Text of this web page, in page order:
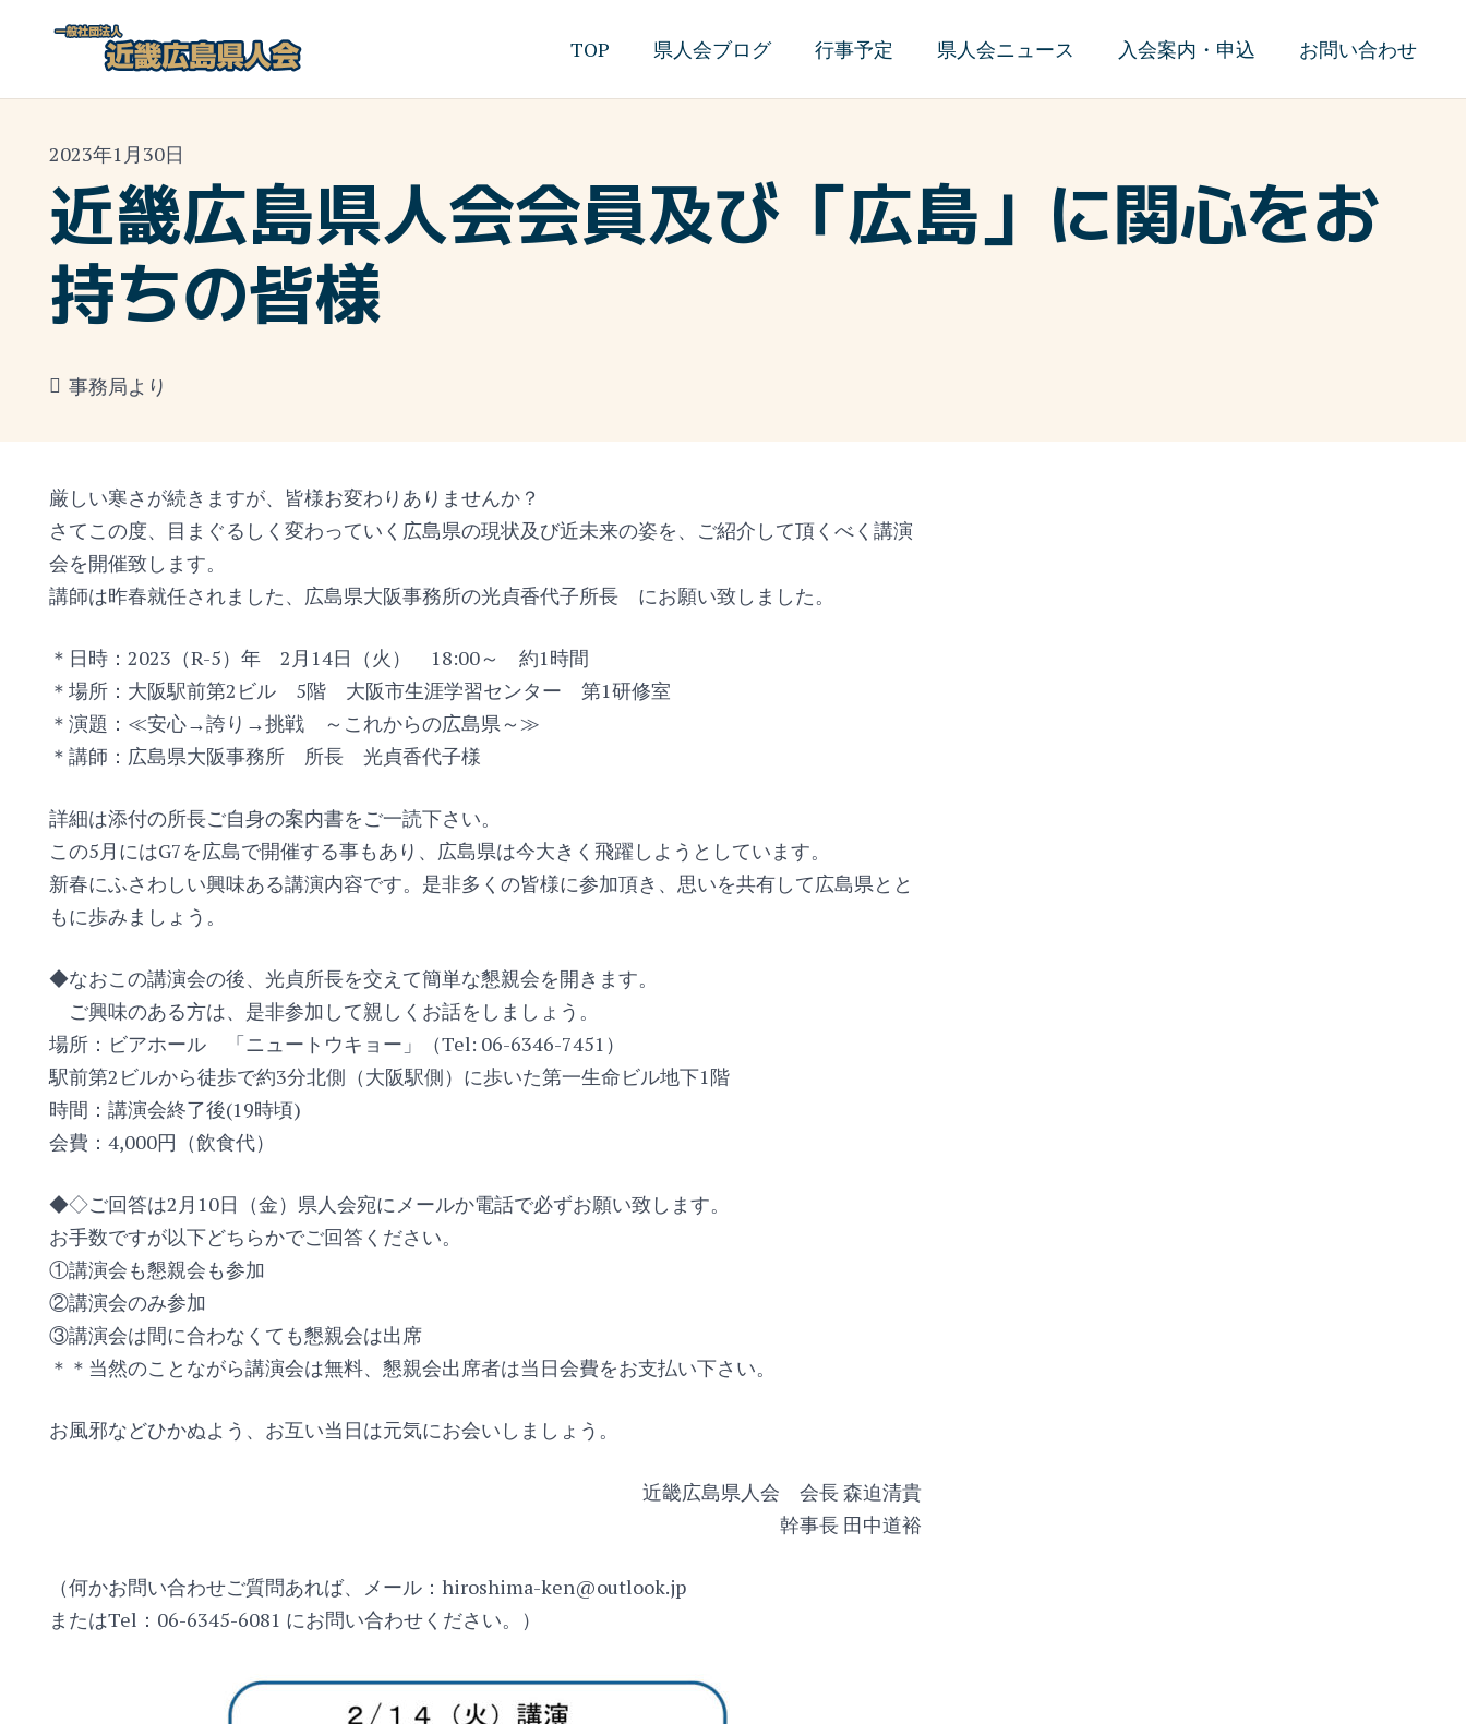
TOP 県人会ブログ 行事予定 県人会ニュース 入会案内・申込 お問い合わせ
2023年1月30日
近畿広島県人会会員及び「広島」に関心をお
持ちの皆様
事務局より
厳しい寒さが続きますが、皆様お変わりありませんか？
さてこの度、目まぐるしく変わっていく広島県の現状及び近未来の姿を、ご紹介して頂くべく講演
会を開催致します。
講師は昨春就任されました、広島県大阪事務所の光貞香代子所長 にお願い致しました。
＊日時：2023（R-5）年 2月14日（火） 18:00～ 約1時間
＊場所：大阪駅前第2ビル 5階 大阪市生涯学習センター 第1研修室
＊演題：≪安心→誇り→挑戦 ～これからの広島県～≫
＊講師：広島県大阪事務所 所長 光貞香代子様
詳細は添付の所長ご自身の案内書をご一読下さい。
この5月にはG7を広島で開催する事もあり、広島県は今大きく飛躍しようとしています。
新春にふさわしい興味ある講演内容です。是非多くの皆様に参加頂き、思いを共有して広島県とと
もに歩みましょう。
◆なおこの講演会の後、光貞所長を交えて簡単な懇親会を開きます。
ご興味のある方は、是非参加して親しくお話をしましょう。
場所：ビアホール 「ニュートウキョー」（Tel: 06-6346-7451）
駅前第2ビルから徒歩で約3分北側（大阪駅側）に歩いた第一生命ビル地下1階
時間：講演会終了後(19時頃)
会費：4,000円（飲食代）
◆◇ご回答は2月10日（金）県人会宛にメールか電話で必ずお願い致します。
お手数ですが以下どちらかでご回答ください。
①講演会も懇親会も参加
②講演会のみ参加
③講演会は間に合わなくても懇親会は出席
＊＊当然のことながら講演会は無料、懇親会出席者は当日会費をお支払い下さい。
お風邪などひかぬよう、お互い当日は元気にお会いしましょう。
近畿広島県人会 会長 森迫清貴
幹事長 田中道裕
（何かお問い合わせご質問あれば、メール：hiroshima-ken@outlook.jp
またはTel：06-6345-6081 にお問い合わせください。）